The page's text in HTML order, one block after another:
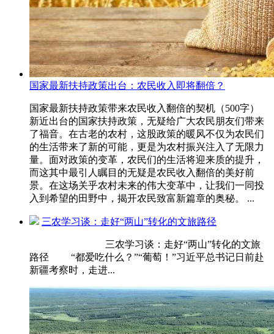
国家最新扶持政策出台：农民收入即将翻倍？
国家最新扶持政策带来农民收入翻倍的契机（500字）
新近出台的国家扶持政策，无疑给广大农民朋友们带来
了福音。在古老的农村，这股政策的暖风不仅为农民们
的生活带来了新的可能，更是为农村振兴注入了无限力
量。面对政策的变革，农民们的生活将迎来质的提升，
而这其中最引人瞩目的无疑是农民收入翻倍的美好前
景。在这场关乎农村未来的伟大变革中，让我们一同投
入到希望的田野中，揭开农民致富新篇章的奥秘。 ...
三农学习谈：走好“两山”转化的文旅路径
三农学习谈：走好“两山”转化的文旅
路径 “都爱吃什么？”“葡萄！”习近平总书记日前赴
新疆考察时，走进...